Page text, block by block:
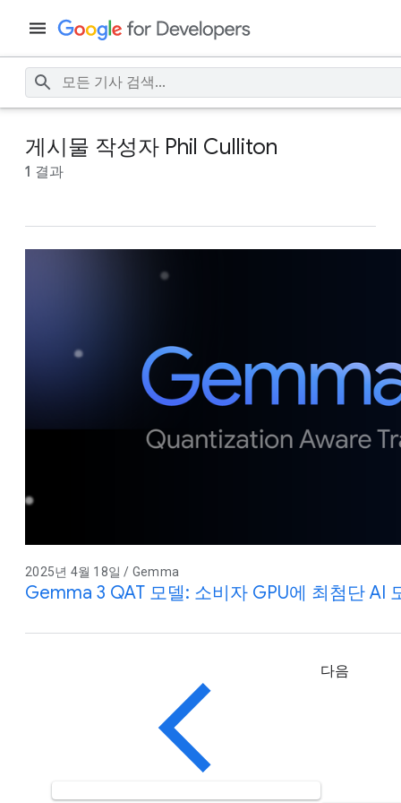
게시물 작성자 Phil Culliton
1 결과
2025년 4월 18일 / Gemma
Gemma 3 QAT 모델: 소비자 GPU에 최첨단 AI
다음